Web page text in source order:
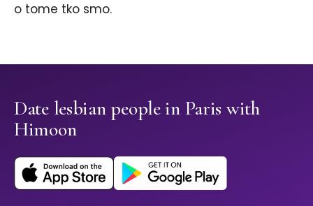
o tome tko smo.
Date lesbian people in Paris with
Himoon